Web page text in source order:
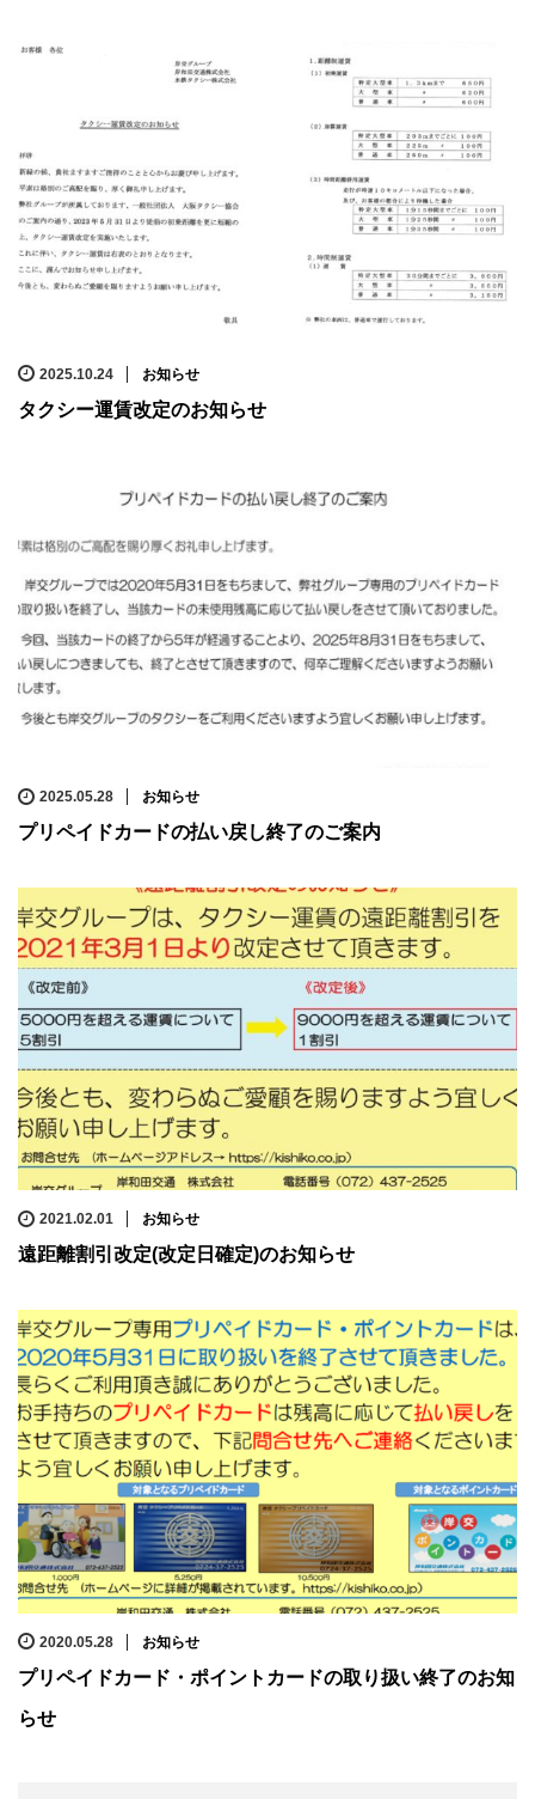
2025.10.24 お知らせ
タクシー運賃改定のお知らせ
2025.05.28 お知らせ
プリペイドカードの払い戻し終了のご案内
2021.02.01 お知らせ
遠距離割引改定(改定日確定)のお知らせ
2020.05.28 お知らせ
プリペイドカード・ポイントカードの取り扱い終了のお知
らせ